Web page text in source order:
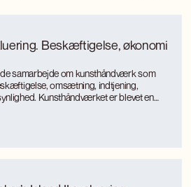
Beskæftigelse, økonomi
samarbejde om kunsthåndværk som
omsætning, indtjening,
Kunsthåndværket er blevet en